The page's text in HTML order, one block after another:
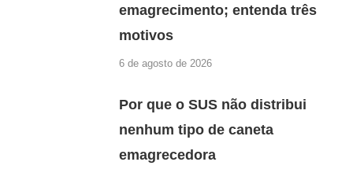
emagrecimento; entenda três
motivos
6 de agosto de 2026
Por que o SUS não distribui
nenhum tipo de caneta
emagrecedora